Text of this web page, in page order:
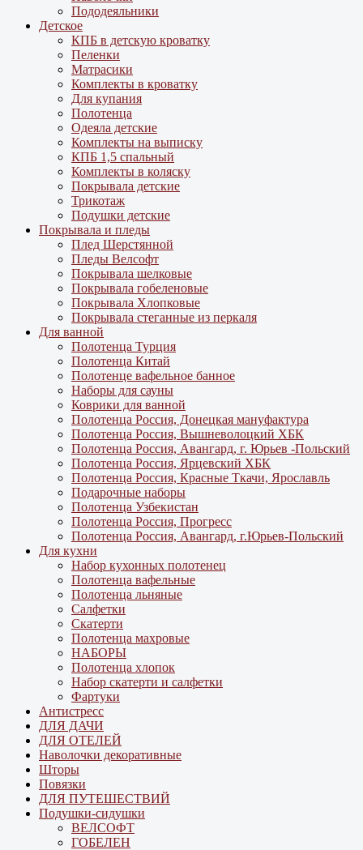
Пододеяльники
Детское
КПБ в детскую кроватку
Пеленки
Матрасики
Комплекты в кроватку
Для купания
Полотенца
Одеяла детские
Комплекты на выписку
КПБ 1,5 спальный
Комплекты в коляску
Покрывала детские
Трикотаж
Подушки детские
Покрывала и пледы
Плед Шерстянной
Пледы Велсофт
Покрывала шелковые
Покрывала гобеленовые
Покрывала Хлопковые
Покрывала стеганные из перкаля
Для ванной
Полотенца Турция
Полотенца Китай
Полотенце вафельное банное
Наборы для сауны
Коврики для ванной
Полотенца Россия, Донецкая мануфактура
Полотенца Россия, Вышневолоцкий ХБК
Полотенца Россия, Авангард, г. Юрьев -Польский
Полотенца Россия, Ярцевский ХБК
Полотенца Россия, Красные Ткачи, Ярославль
Подарочные наборы
Полотенца Узбекистан
Полотенца Россия, Прогресс
Полотенца Россия, Авангард, г.Юрьев-Польский
Для кухни
Набор кухонных полотенец
Полотенца вафельные
Полотенца льняные
Салфетки
Скатерти
Полотенца махровые
НАБОРЫ
Полотенца хлопок
Набор скатерти и салфетки
Фартуки
Антистресс
ДЛЯ ДАЧИ
ДЛЯ ОТЕЛЕЙ
Наволочки декоративные
Шторы
Повязки
ДЛЯ ПУТЕШЕСТВИЙ
Подушки-сидушки
ВЕЛСОФТ
ГОБЕЛЕН